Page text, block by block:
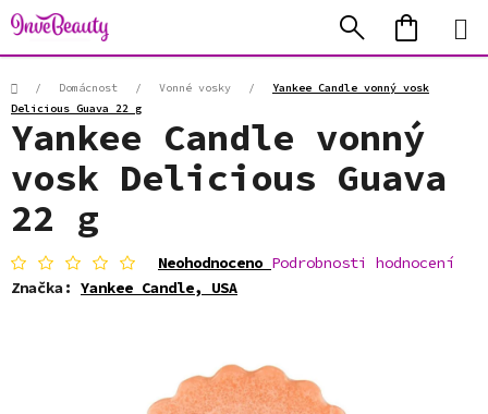
Přejít
na
obsah
Hledat
KOŠÍK
Domů/ Domácnost / Vonné vosky /
Yankee Candle vonný vosk
Delicious Guava 22 g
Yankee Candle vonný
vosk Delicious Guava
22 g
Průměrné
hodnocení
produktu
hvězdiček.
Neohodnoceno Podrobnosti hodnocení
Značka: Yankee Candle, USA